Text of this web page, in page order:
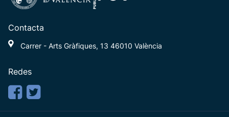
Contacta
Carrer - Arts Gràfiques, 13 46010 València
Redes